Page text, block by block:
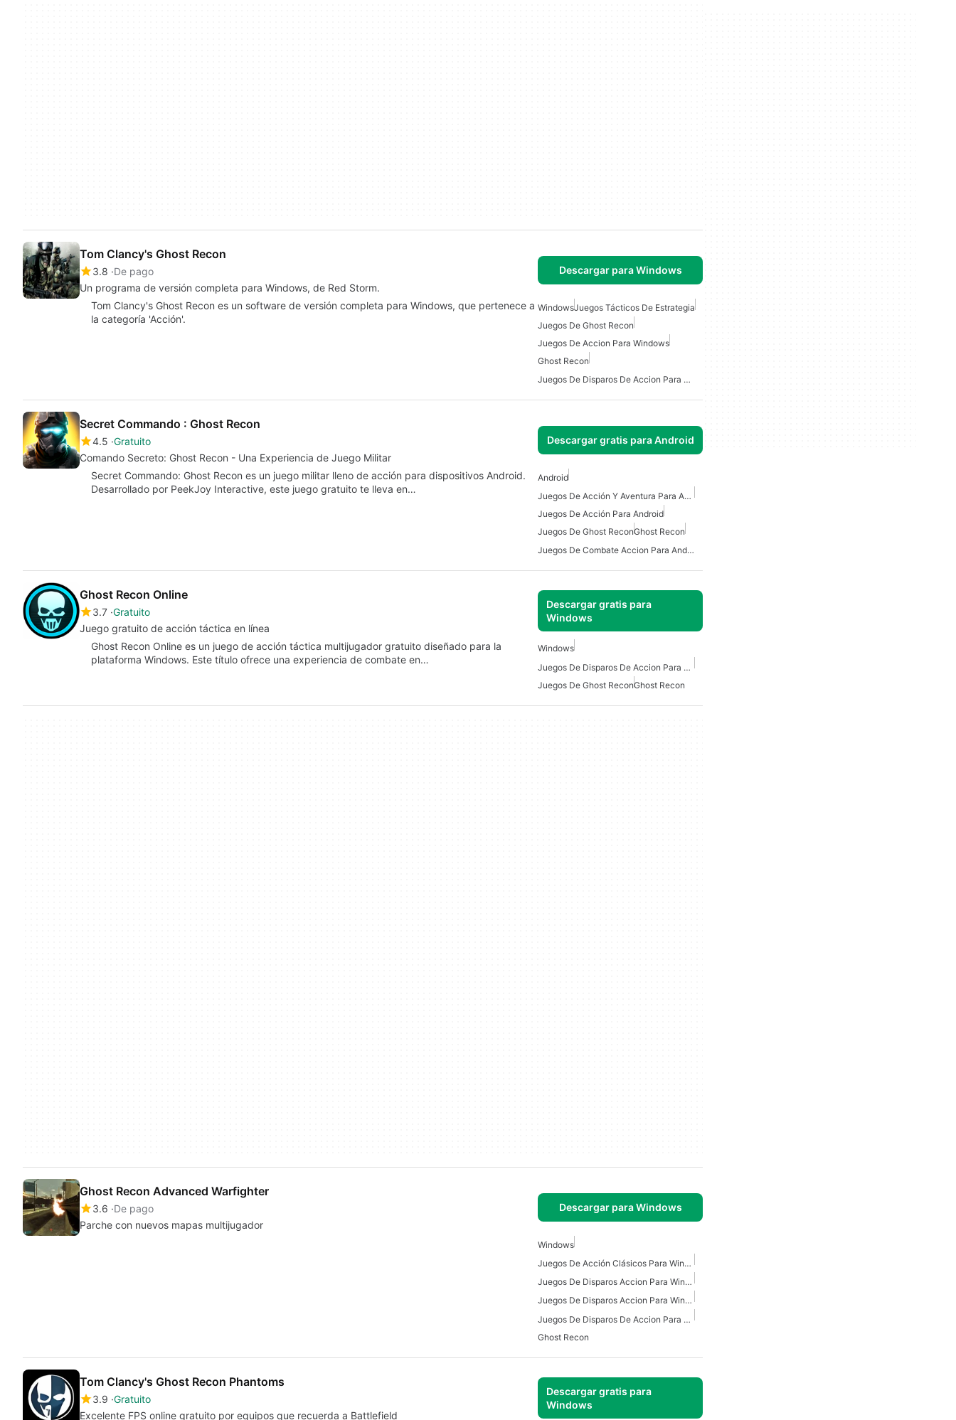
Tom Clancy's Ghost Recon
3.8 De pago
Un programa de versión completa para Windows, de Red Storm.
Descargar para Windows
Tom Clancy's Ghost Recon es un software de versión completa para Windows, que pertenece a
la categoría 'Acción'.
WindowsJuegos Tácticos De Estrategia
Juegos De Ghost Recon
Juegos De Accion Para Windows
Ghost Recon
Juegos De Disparos De Accion Para Windows
Secret Commando : Ghost Recon
4.5 Gratuito
Comando Secreto: Ghost Recon - Una Experiencia de Juego Militar
Descargar gratis para Android
Secret Commando: Ghost Recon es un juego militar lleno de acción para dispositivos Android.
Desarrollado por PeekJoy Interactive, este juego gratuito te lleva en…
Android
Juegos De Acción Y Aventura Para Android
Juegos De Acción Para Android
Juegos De Ghost ReconGhost Recon
Juegos De Combate Accion Para Android
Ghost Recon Online
3.7 Gratuito
Juego gratuito de acción táctica en línea
Descargar gratis para
Windows
Ghost Recon Online es un juego de acción táctica multijugador gratuito diseñado para la
plataforma Windows. Este título ofrece una experiencia de combate en…
Windows
Juegos De Disparos De Accion Para Windows
Juegos De Ghost ReconGhost Recon
Ghost Recon Advanced Warfighter
3.6 De pago
Parche con nuevos mapas multijugador
Descargar para Windows
Windows
Juegos De Acción Clásicos Para Windows
Juegos De Disparos Accion Para Windows 10
Juegos De Disparos Accion Para Windows 7
Juegos De Disparos De Accion Para Windows
Ghost Recon
Tom Clancy's Ghost Recon Phantoms
3.9 Gratuito
Excelente FPS online gratuito por equipos que recuerda a Battlefield
Descargar gratis para
Windows